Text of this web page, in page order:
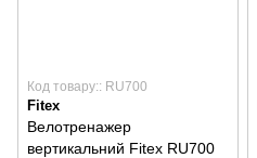
Код товару:: RU700
Fitex
Велотренажер
вертикальний Fitex RU700